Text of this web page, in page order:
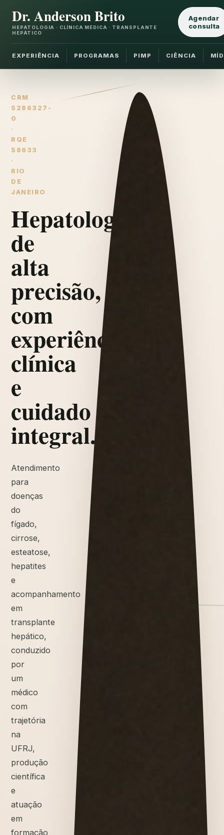
Dr. Anderson Brito
HEPATOLOGIA · CLÍNICA MÉDICA · TRANSPLANTE
HEPÁTICO
EXPERIÊNCIA PROGRAMAS PIMP CIÊNCIA
Agendar
consulta
CRM
5286327-
0
·
RQE
58633
·
RIO
DE
JANEIRO
Hepatologia
de
alta
precisão,
com
experiência
clínica
e
cuidado
integral.
Atendimento
para
doenças
do
fígado,
cirrose,
esteatose,
hepatites
e
acompanhamento
em
transplante
hepático,
conduzido
por
um
médico
com
trajetória
na
UFRJ,
produção
científica
e
atuação
em
formação